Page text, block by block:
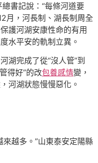
書記說：“每條河道要
月，河長制、湖長制周全
護河湖安康性命的有用
水平安的軌制立異。
湖完成了從“沒人管”到
得好”的改包養感情變，
河湖狀態慢慢惡化。
越多。”山東泰安定陽縣